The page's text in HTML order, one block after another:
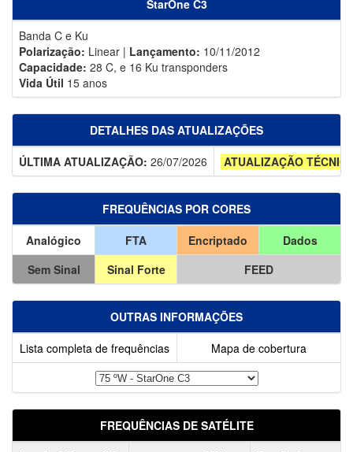
StarOne C3
Banda C e Ku
Polarização: Linear | Lançamento: 10/11/2012
Capacidade: 28 C, e 16 Ku transponders
Vida Útil 15 anos
DETALHES DAS ATUALIZAÇÕES
ÚLTIMA ATUALIZAÇÃO: 26/07/2026 ATUALIZAÇÃO
FREQUÊNCIAS POR CORES
Analógico
FTA Encriptado
Dados
Sem Sinal
Sinal Forte FEED
OUTRAS INFORMAÇÕES
Lista completa de frequências
Mapa de cobertura
FREQUÊNCIAS DE SATÉLITE